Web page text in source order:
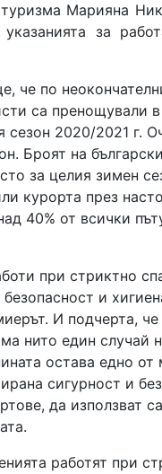
Марияна
за
по
са пренощували
сезон 2020/2021 г.
Броят на
за целия зимен
курорта през
40% от всички
при стриктно
и
И подчерта,
нито един случай
остава едно
сигурност и
да използват
работят при